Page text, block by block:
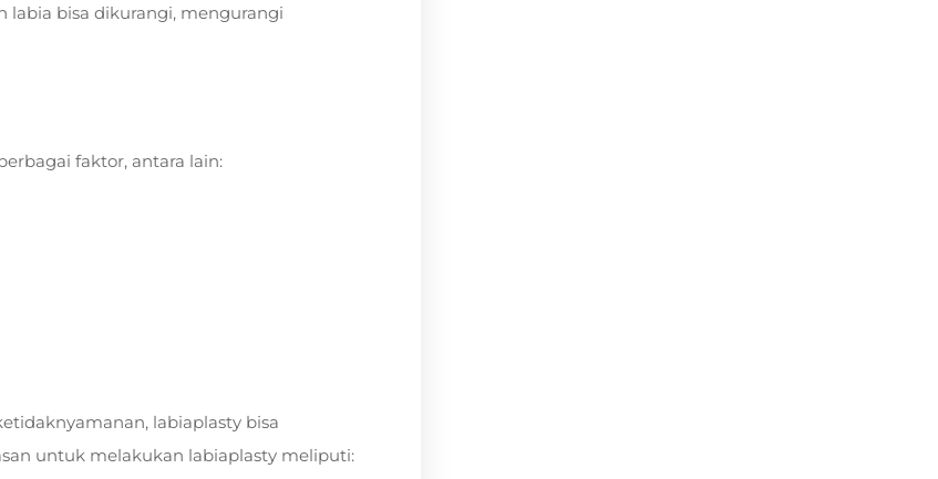
labia bisa dikurangi, mengurangi
faktor, antara lain:
labiaplasty bisa
untuk melakukan labiaplasty meliputi: